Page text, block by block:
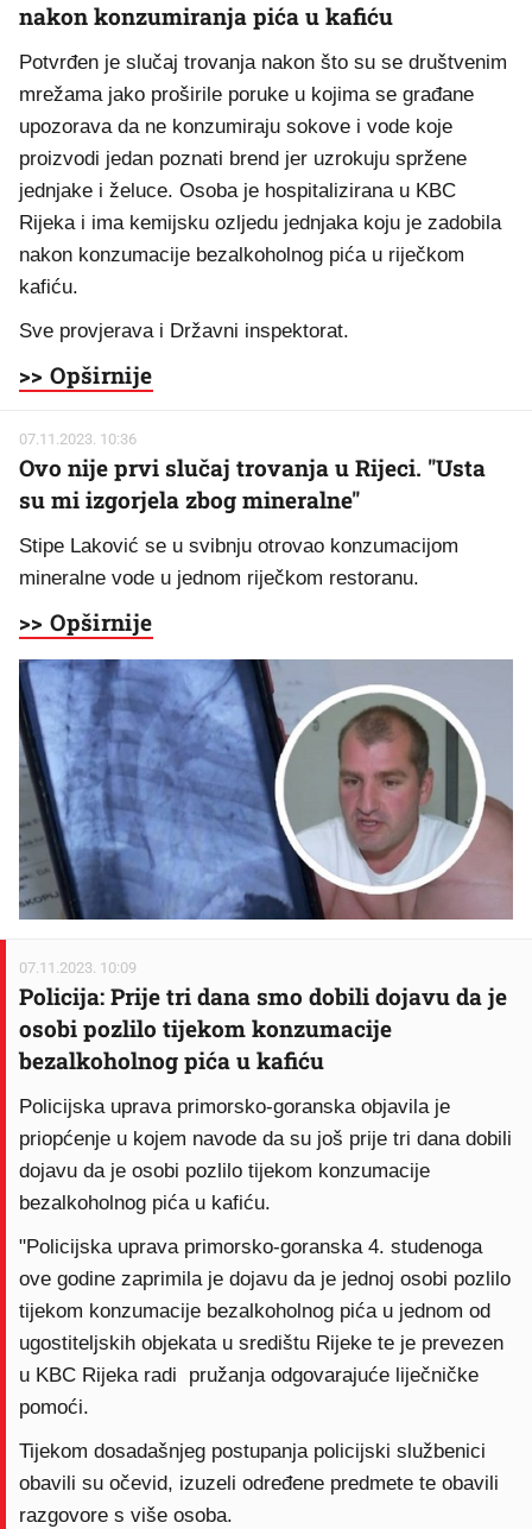
nakon konzumiranja pića u kafiću
Potvrđen je slučaj trovanja nakon što su se društvenim
mrežama jako proširile poruke u kojima se građane
upozorava da ne konzumiraju sokove i vode koje
proizvodi jedan poznati brend jer uzrokuju spržene
jednjake i želuce. Osoba je hospitalizirana u KBC
Rijeka i ima kemijsku ozljedu jednjaka koju je zadobila
nakon konzumacije bezalkoholnog pića u riječkom
kafiću.
Sve provjerava i Državni inspektorat.
>> Opširnije
07.11.2023. 10:36
Ovo nije prvi slučaj trovanja u Rijeci. "Usta
su mi izgorjela zbog mineralne"
Stipe Laković se u svibnju otrovao konzumacijom
mineralne vode u jednom riječkom restoranu.
>> Opširnije
07.11.2023. 10:09
Policija: Prije tri dana smo dobili dojavu da je
osobi pozlilo tijekom konzumacije
bezalkoholnog pića u kafiću
Policijska uprava primorsko-goranska objavila je
priopćenje u kojem navode da su još prije tri dana dobili
dojavu da je osobi pozlilo tijekom konzumacije
bezalkoholnog pića u kafiću.
"Policijska uprava primorsko-goranska 4. studenoga
ove godine zaprimila je dojavu da je jednoj osobi pozlilo
tijekom konzumacije bezalkoholnog pića u jednom od
ugostiteljskih objekata u središtu Rijeke te je prevezen
u KBC Rijeka radi pružanja odgovarajuće liječničke
pomoći.
Tijekom dosadašnjeg postupanja policijski službenici
obavili su očevid, izuzeli određene predmete te obavili
razgovore s više osoba.